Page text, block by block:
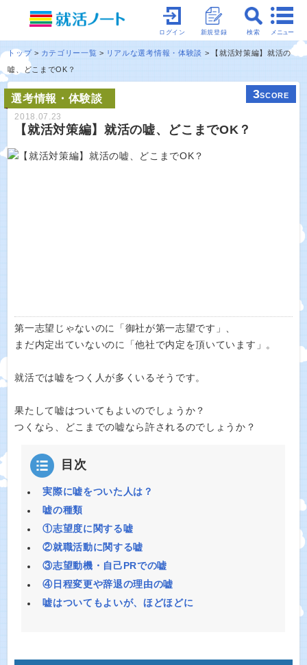
メニュー
検索
新規登録
ログイン
トップ カテゴリー一覧 リアルな選考情報・体験談
【就活対策編】就活の
嘘、どこまでOK？
選考情報・体験談 3SCORE
2018.07.23
【就活対策編】就活の嘘、どこまでOK？
第一志望じゃないのに「御社が第一志望です」、
まだ内定出ていないのに「他社で内定を頂いています」。
就活では嘘をつく人が多くいるそうです。
果たして嘘はついてもよいのでしょうか？
つくなら、どこまでの嘘なら許されるのでしょうか？
目次
実際に嘘をついた人は？
嘘の種類
①志望度に関する嘘
②就職活動に関する嘘
③志望動機・自己PRでの嘘
④日程変更や辞退の理由の嘘
嘘はついてもよいが、ほどほどに